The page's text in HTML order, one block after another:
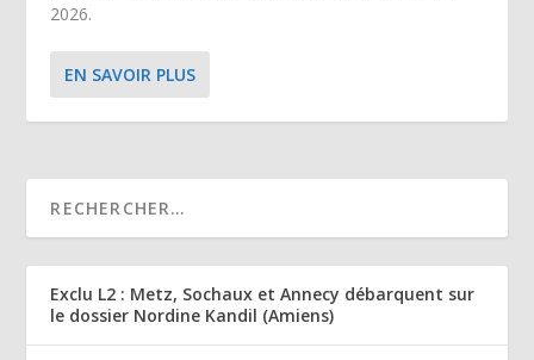
2026.
EN SAVOIR PLUS
Exclu L2 : Metz, Sochaux et Annecy débarquent sur
le dossier Nordine Kandil (Amiens)